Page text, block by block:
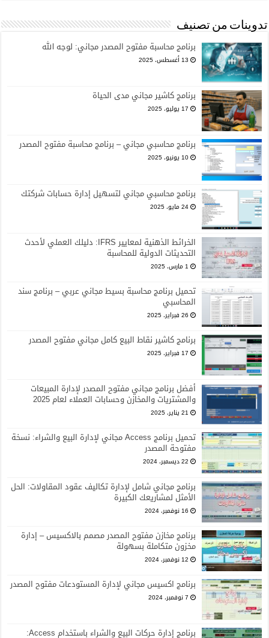
تدوينات من تصنيف
برنامج محاسبة مفتوح المصدر مجاني: لوجه الله
13 أغسطس، 2025
برنامج كاشير مجاني مدى الحياة
17 يوليو، 2025
برنامج محاسبي مجاني – برنامج محاسبة مفتوح المصدر
10 يونيو، 2025
برنامج محاسبي مجاني لتسهيل إدارة حسابات شركتك
24 مايو، 2025
الخرائط الذهنية لمعايير IFRS: دليلك العملي لأحدث
التحديثات الدولية للمحاسبة
1 مارس، 2025
تحميل برنامج محاسبة بسيط مجاني عربي – برنامج سند
المحاسبي
26 فبراير، 2025
برنامج كاشير نقاط البيع كامل مجاني مفتوح المصدر
17 فبراير، 2025
أفضل برنامج مجاني مفتوح المصدر لإدارة المبيعات
والمشتريات والمخازن وحسابات العملاء لعام 2025
21 يناير، 2025
تحميل برنامج Access مجاني لإدارة البيع والشراء: نسخة
مفتوحة المصدر
22 ديسمبر، 2024
برنامج مجاني شامل لإدارة تكاليف عقود المقاولات: الحل
الأمثل لمشاريعك الكبيرة
16 نوفمبر، 2024
برنامج مخازن مفتوح المصدر مصمم بالاكسيس – إدارة
مخزون متكاملة بسهولة
12 نوفمبر، 2024
برنامج اكسيس مجاني لإدارة المستودعات مفتوح المصدر
7 نوفمبر، 2024
برنامج إدارة حركات البيع والشراء باستخدام Access: